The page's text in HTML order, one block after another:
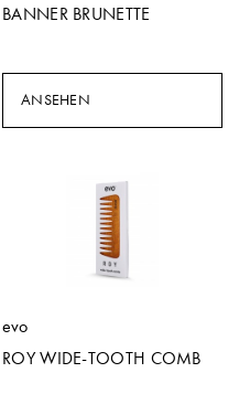
BANNER BRUNETTE
ANSEHEN
evo
ROY WIDE-TOOTH COMB